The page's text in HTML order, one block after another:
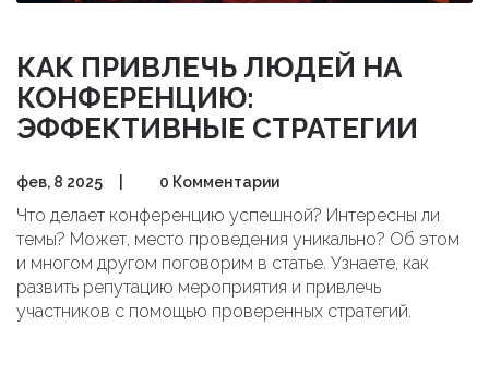
КАК ПРИВЛЕЧЬ ЛЮДЕЙ НА
КОНФЕРЕНЦИЮ:
ЭФФЕКТИВНЫЕ СТРАТЕГИИ
фев, 8 2025 0 Комментарии
Что делает конференцию успешной? Интересны ли
темы? Может, место проведения уникально? Об этом
и многом другом поговорим в статье. Узнаете, как
развить репутацию мероприятия и привлечь
участников с помощью проверенных стратегий.